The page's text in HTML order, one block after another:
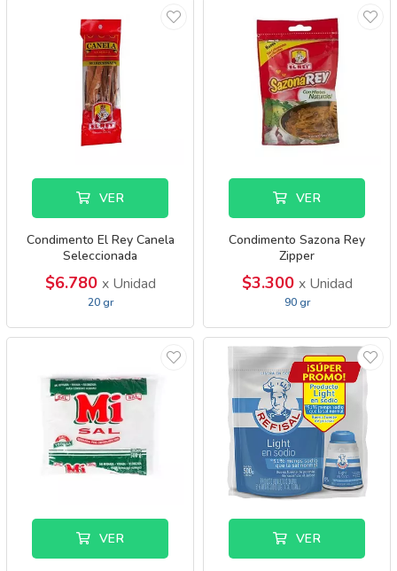
VER
Condimento El Rey Canela
Seleccionada
$6.780 x Unidad
20 gr
VER
Condimento Sazona Rey
Zipper
$3.300 x Unidad
90 gr
VER VER